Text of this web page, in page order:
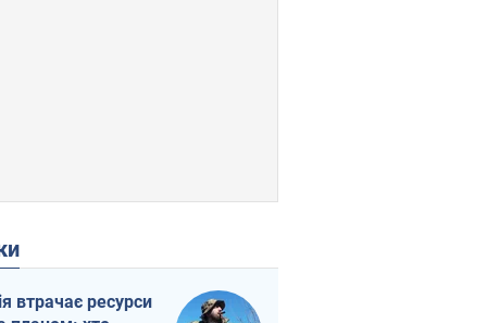
втрачає ресурси